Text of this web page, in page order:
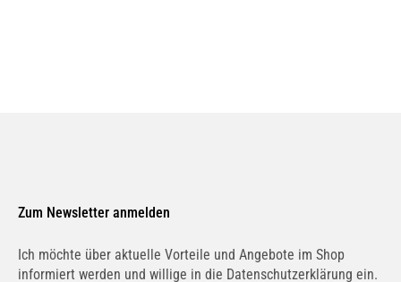
Zum Newsletter anmelden
Ich möchte über aktuelle Vorteile und Angebote im Shop
informiert werden und willige in die Datenschutzerklärung ein.